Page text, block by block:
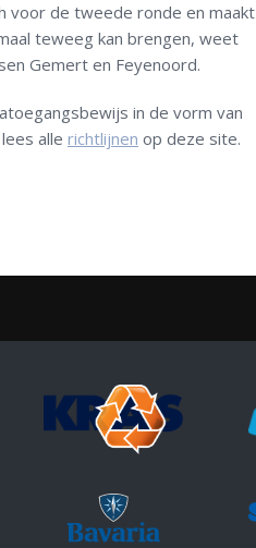
voor de tweede ronde en maakt
teweeg kan brengen, weet
Gemert en Feyenoord.
in de vorm van
alle richtlijnen op deze site.